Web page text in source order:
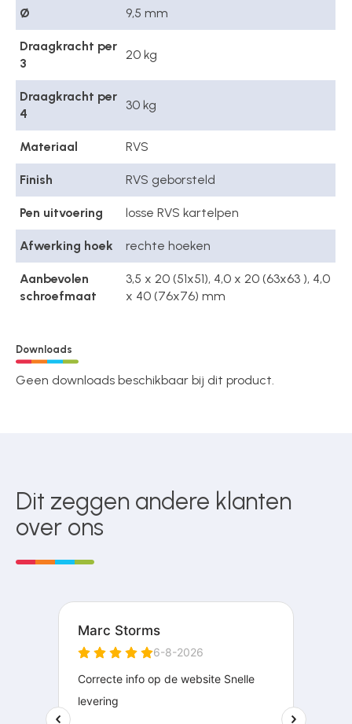
Ø 9,5 mm
Draagkracht per
3
20 kg
Draagkracht per
4
30 kg
Materiaal RVS
Finish RVS geborsteld
Pen uitvoering losse RVS kartelpen
Afwerking hoek rechte hoeken
Aanbevolen
schroefmaat
3,5 x 20 (51x51), 4,0 x 20 (63x63 ), 4,0
x 40 (76x76) mm
Downloads
Geen downloads beschikbaar bij dit product.
Dit zeggen andere klanten
over ons